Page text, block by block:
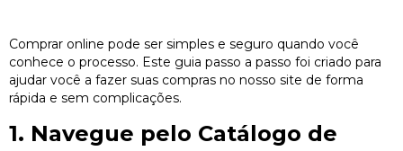
Comprar online pode ser simples e seguro quando você
conhece o processo. Este guia passo a passo foi criado para
ajudar você a fazer suas compras no nosso site de forma
rápida e sem complicações.
1. Navegue pelo Catálogo de